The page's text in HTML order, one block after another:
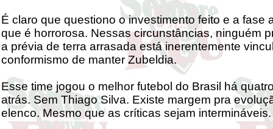
É claro que questiono o investimento feito e a fase
que é horrorosa. Nessas circunstâncias, ninguém
a prévia de terra arrasada está inerentemente
conformismo de manter Zubeldia.
Esse time jogou o melhor futebol do Brasil há
atrás. Sem Thiago Silva. Existe margem pra
elenco. Mesmo que as críticas sejam intermináveis.